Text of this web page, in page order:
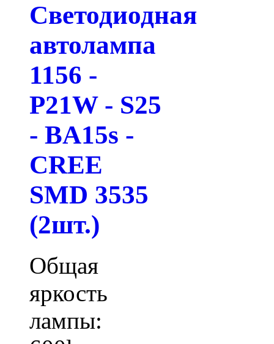
Светодиодная
автолампа
1156 -
P21W - S25
- BA15s -
CREE
SMD 3535
(2шт.)
Общая
яркость
лампы: